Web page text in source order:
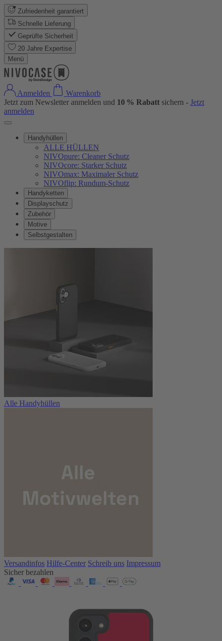
Zufriedenheit garantiert
Schnelle Lieferung
Geprüfte Sicherheit
20 Jahre Expertise
Menü
Anmelden
Warenkorb
Jetzt zum Newsletter anmelden und 10 % Rabatt sichern - Jetzt
anmelden
Handyhüllen
ALLE HÜLLEN
NIVOpure: Cleaner Schutz
NIVOcore: Starker Schutz
NIVOmax: Maximaler Schutz
NIVOflip: Rundum-Schutz
Handyketten
Displayschutz
Zubehör
Motive
Selbstgestalten
Alle Handyhüllen
Versandinfos Hilfe-Center Schreib uns Impressum
Sicher bezahlen